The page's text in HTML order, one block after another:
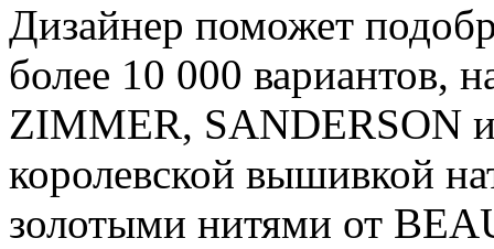
Дизайнер поможет
более 10 000 вариантов,
ZIMMER, SANDERSON
королевской вышивкой
золотыми нитями от